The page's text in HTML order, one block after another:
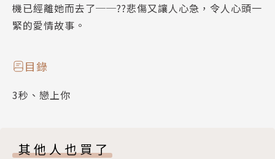
機已經離她而去了──??悲傷又讓人心急，令人心頭一
緊的愛情故事。
目錄
3秒、戀上你
其他人也買了